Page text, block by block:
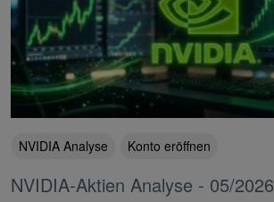
NVIDIA Analyse Konto eröffnen
NVIDIA-Aktien Analyse - 05/2026